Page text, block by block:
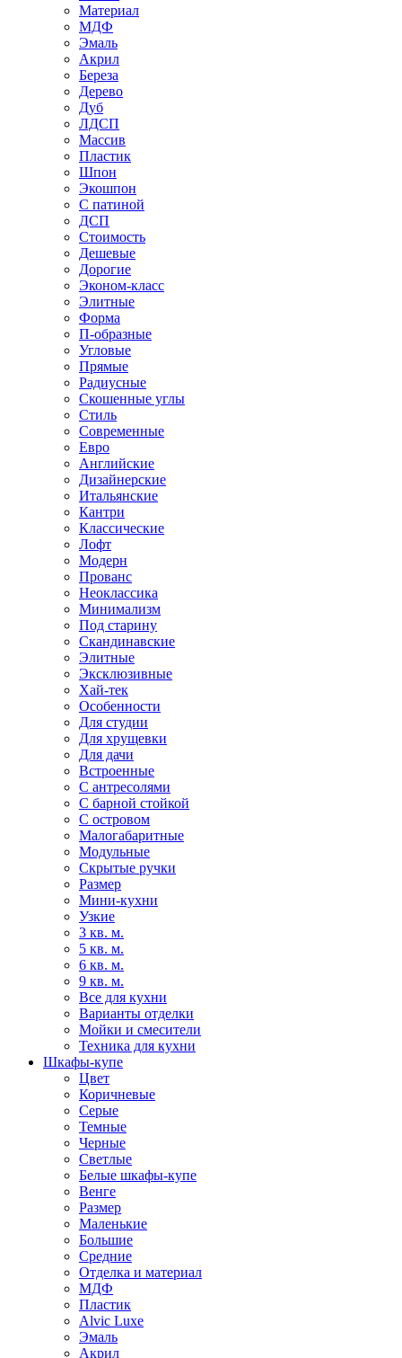
Материал
МДФ
Эмаль
Акрил
Береза
Дерево
Дуб
ЛДСП
Массив
Пластик
Шпон
Экошпон
С патиной
ДСП
Стоимость
Дешевые
Дорогие
Эконом-класс
Элитные
Форма
П-образные
Угловые
Прямые
Радиусные
Скошенные углы
Стиль
Современные
Евро
Английские
Дизайнерские
Итальянские
Кантри
Классические
Лофт
Модерн
Прованс
Неоклассика
Минимализм
Под старину
Скандинавские
Элитные
Эксклюзивные
Хай-тек
Особенности
Для студии
Для хрущевки
Для дачи
Встроенные
С антресолями
С барной стойкой
С островом
Малогабаритные
Модульные
Скрытые ручки
Размер
Мини-кухни
Узкие
3 кв. м.
5 кв. м.
6 кв. м.
9 кв. м.
Все для кухни
Варианты отделки
Мойки и смесители
Техника для кухни
Шкафы-купе
Цвет
Коричневые
Серые
Темные
Черные
Светлые
Белые шкафы-купе
Венге
Размер
Маленькие
Большие
Средние
Отделка и материал
МДФ
Пластик
Alvic Luxe
Эмаль
Акрил